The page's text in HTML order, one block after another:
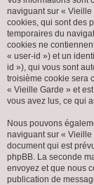
naviguant sur «
cookies, qui sont des
temporaires du
cookies ne
« user-id ») et un
id »), qui vous sont
troisième cookie sera
« Vieille Garde » et
vous avez lus, ce qui
Nous pouvons
naviguant sur «
document qui est
phpBB. La seconde
envoyez et que nous
publication de